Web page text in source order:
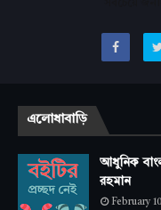
এলোধাবাড়ি
আধুনিক
রহমান
February